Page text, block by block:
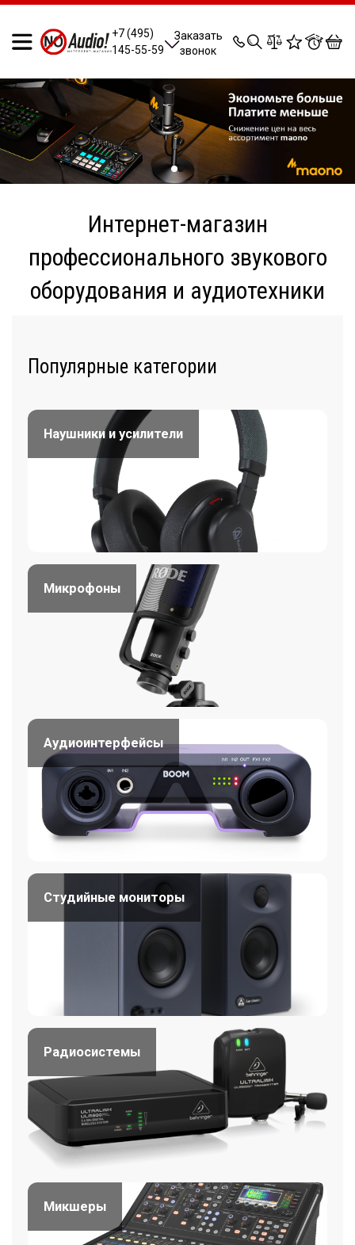
+7 (495)
145-55-59
Заказать
звонок
0 0 0 0
Интернет-магазин
профессионального звукового
оборудования и аудиотехники
Популярные категории
Наушники и усилители
Микрофоны
Аудиоинтерфейсы
Студийные мониторы
Радиосистемы
Микшеры